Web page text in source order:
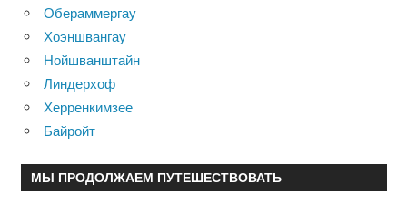
Обераммергау
Хоэншвангау
Нойшванштайн
Линдерхоф
Херренкимзее
Байройт
МЫ ПРОДОЛЖАЕМ ПУТЕШЕСТВОВАТЬ